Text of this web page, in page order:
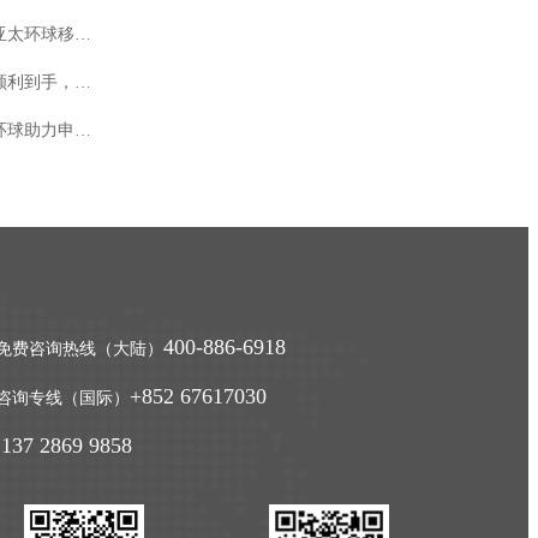
费咨询热线（大陆） 400-886-6918
询专线（国际） +852 67617030
2869 9858